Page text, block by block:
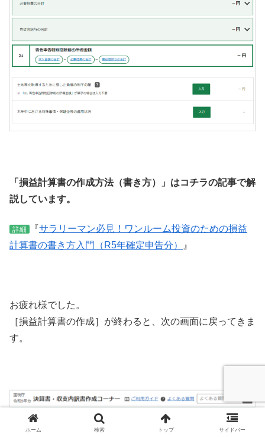
「損益計算書の作成方法（書き方）」はコチラの記事で解
説しています。
詳細 『サラリーマン必見！ワンルーム投資のための損益
計算書の書き方入門（R5年確定申告分）
』
お疲れ様でした。
［損益計算書の作成］が終わると、次の画面に戻ってきま
す。
ホーム 検索 トップ サイドバー